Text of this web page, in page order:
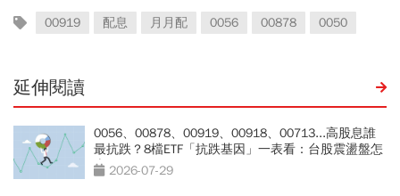
00919 配息 月月配 0056 00878 0050
延伸閱讀
0056、00878、00919、00918、00713...高股息誰
最抗跌？8檔ETF「抗跌基因」一表看：台股震盪盤怎
麼買？
2026-07-29